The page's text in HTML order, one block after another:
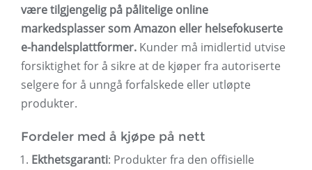
være tilgjengelig på pålitelige online
markedsplasser som Amazon eller helsefokuserte
e-handelsplattformer. Kunder må imidlertid utvise
forsiktighet for å sikre at de kjøper fra autoriserte
selgere for å unngå forfalskede eller utløpte
produkter.
Fordeler med å kjøpe på nett
Ekthetsgaranti: Produkter fra den offisielle